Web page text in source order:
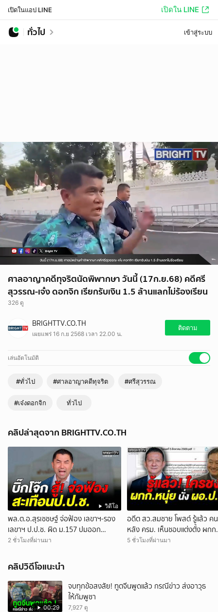
เปิดในแอป LINE เปิดใน LINE
ทั่วไป เข้าสู่ระบบ
ศาลอาญาคดีทุจริตนัดพิพากษา วันนี้ (17ก.ย.68) คดีศรี
สุวรรณ-เจ๋ง ดอกจิก เรียกรับเงิน 1.5 ล้านแลกไม่ร้องเรียน
326 ดู
BRIGHTTV.CO.TH
เผยแพร่ 16 ก.ย 2568 เวลา 22.00 น.
ติดตาม
เล่นอัตโนมัติ
#ทั่วไป #ศาลอาญาคดีทุจริต #ศรีสุวรรณ
#เจ๋งดอกจิก ทั่วไป
คลิปล่าสุดจาก BRIGHTTV.CO.TH
วิดีโอ
พล.ต.อ.สุรเชชษฐ์ จ่อฟ้อง เลขาฯ-รอง
เลขาฯ ป.ป.ช. ผิด ม.157 ปมออก
หนังสือสับสนเอื้อสอบคดีซ้ำซ้อน
2 ชั่วโมงที่ผ่านมา
อดีต สว.สมชาย โพสต์ รู้แล้ว ค
หลัง ครม. เห็นชอบแต่งตั้ง ผก
นั่ง ผอ.สำนักงาน ป.ย.ป.
5 ชั่วโมงที่ผ่านมา
คลิปวิดีโอแนะนำ
00:29
จบทุกข้อสงสัย! ทูตจีนพูดแล้ว กรณีข่าว ส่งอาวุธ
ให้กัมพูชา
7,927 ดู